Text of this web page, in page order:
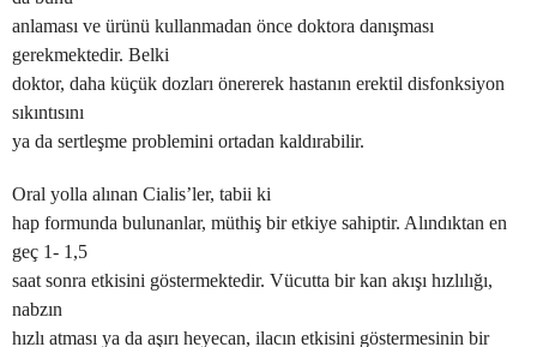
anlaması ve ürünü kullanmadan önce doktora danışması
gerekmektedir. Belki
doktor, daha küçük dozları önererek hastanın erektil disfonksiyon
sıkıntısını
ya da sertleşme problemini ortadan kaldırabilir.
Oral yolla alınan Cialis’ler, tabii ki
hap formunda bulunanlar, müthiş bir etkiye sahiptir. Alındıktan en
geç 1- 1,5
saat sonra etkisini göstermektedir. Vücutta bir kan akışı hızlılığı,
nabzın
hızlı atması ya da aşırı heyecan, ilacın etkisini göstermesinin bir